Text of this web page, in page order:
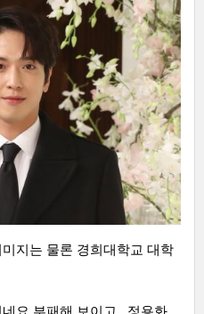
지는 물론 경희대학교 대학
요 부패해 보이고.. 정용화